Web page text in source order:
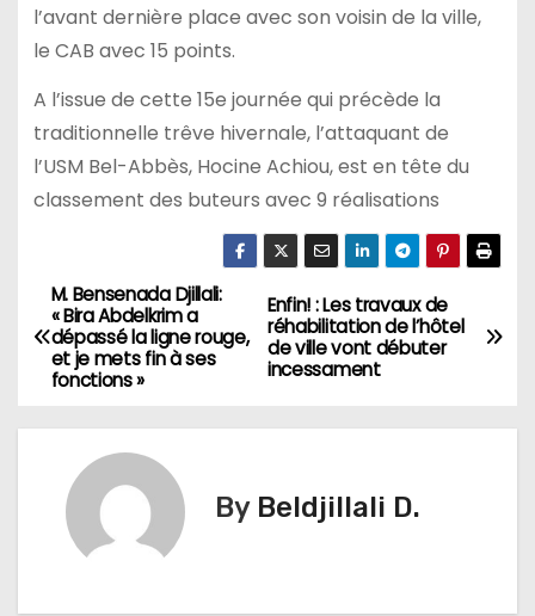
l’avant dernière place avec son voisin de la ville,
le CAB avec 15 points.
A l’issue de cette 15e journée qui précède la
traditionnelle trêve hivernale, l’attaquant de
l’USM Bel-Abbès, Hocine Achiou, est en tête du
classement des buteurs avec 9 réalisations
N
a
Enfin! : Les travaux de
réhabilitation de l’hôtel
de ville vont débuter
incessament
M. Bensenada Djillali:
« Bira Abdelkrim a
dépassé la ligne rouge,
et je mets fin à ses
fonctions »
By Beldjillali D.